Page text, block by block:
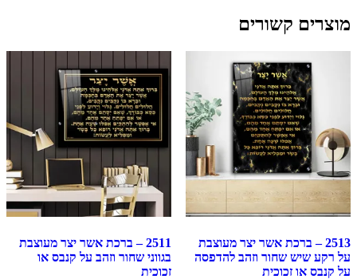
מוצרים קשורים
2513 – ברכת אשר יצר מעוצבת
על רקע שיש שחור וזהב להדפסה
על קנבס או זכוכית
2511 – ברכת אשר יצר מעוצבת
בגווני שחור וזהב על קנבס או
זכוכית